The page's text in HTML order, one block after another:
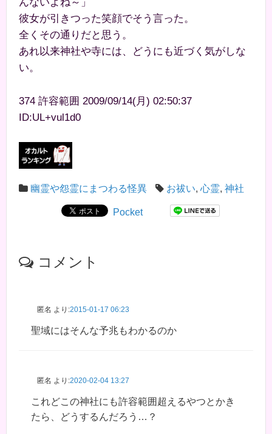
彼女が引きつった笑顔でそう言った。
全くその通りだと思う。
あれ以来神社や寺には、どうにも近づく気がしな
い。
374 許容範囲 2009/09/14(月) 02:50:37
ID:UL+vul1d0
幽霊や怨霊にまつわる怪異 お祓い, 心霊, 神社
Pocket
コメント
匿名 より:2015-01-17 06:23
聖域にはそんな予兆もわかるのか
匿名 より:2020-02-04 13:27
これどこの神社にも許容範囲超えるやつとかき
たら、どうするんだろう…？